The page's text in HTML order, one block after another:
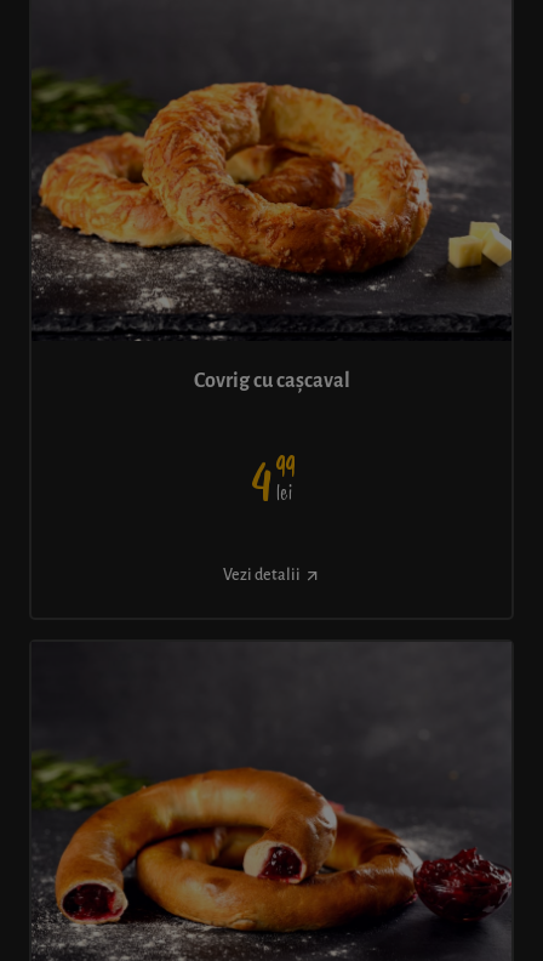
Covrig cu cașcaval
499
lei
Vezi detalii